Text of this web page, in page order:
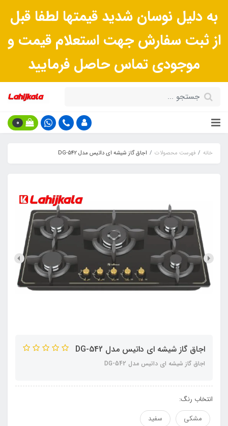
به دلیل نوسان شدید قیمتها لطفا قبل
از ثبت سفارش جهت استعلام قیمت و
موجودی تماس حاصل فرمایید
0
خانه فهرست محصولات اجاق گاز شیشه ای داتیس مدل DG-542
اجاق گاز شیشه ای داتیس مدل DG-542
اجاق گاز شیشه ای داتیس مدل DG-542
انتخاب رنگ:
مشکی
سفید